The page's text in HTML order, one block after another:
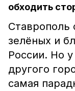
обходить
Ставрополь
зелёных и
России. Но
другого
самая